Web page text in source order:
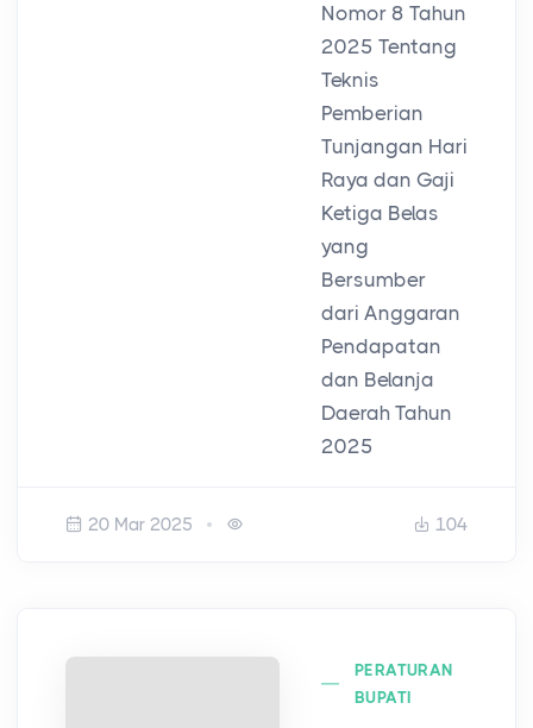
Nomor 8 Tahun
2025 Tentang
Teknis
Pemberian
Tunjangan Hari
Raya dan Gaji
Ketiga Belas
yang
Bersumber
dari Anggaran
Pendapatan
dan Belanja
Daerah Tahun
2025
20 Mar 2025 104
PERATURAN
BUPATI